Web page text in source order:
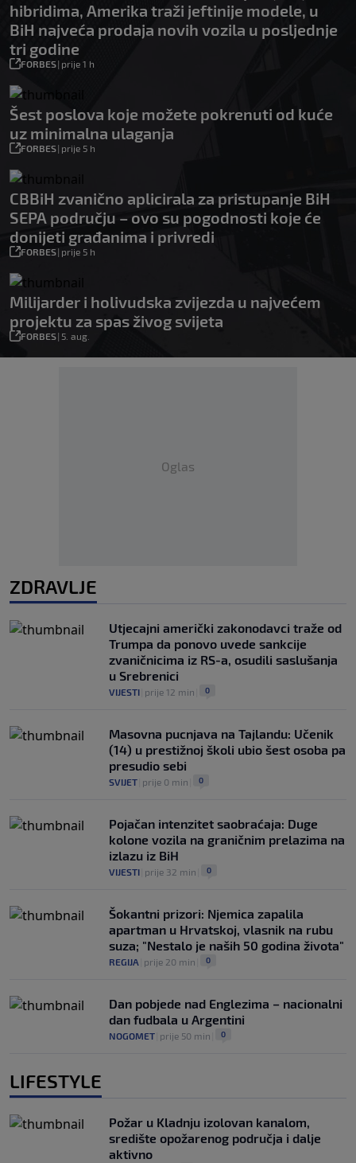
hibridima, Amerika traži jeftinije modele, u
BiH najveća prodaja novih vozila u posljednje
tri godine
FORBES| prije 1 h
Šest poslova koje možete pokrenuti od kuće
uz minimalna ulaganja
FORBES| prije 5 h
CBBiH zvanično aplicirala za pristupanje BiH
SEPA području – ovo su pogodnosti koje će
donijeti građanima i privredi
FORBES| prije 5 h
Milijarder i holivudska zvijezda u najvećem
projektu za spas živog svijeta
FORBES| 5. aug.
Oglas
ZDRAVLJE
Utjecajni američki zakonodavci traže od
Trumpa da ponovo uvede sankcije
zvaničnicima iz RS-a, osudili saslušanja
u Srebrenici
VIJESTI prije 12 min 0
Masovna pucnjava na Tajlandu: Učenik
(14) u prestižnoj školi ubio šest osoba pa
presudio sebi
SVIJET prije 0 min 0
Pojačan intenzitet saobraćaja: Duge
kolone vozila na graničnim prelazima na
izlazu iz BiH
VIJESTI prije 32 min 0
Šokantni prizori: Njemica zapalila
apartman u Hrvatskoj, vlasnik na rubu
suza; "Nestalo je naših 50 godina života"
REGIJA prije 20 min 0
Dan pobjede nad Englezima – nacionalni
dan fudbala u Argentini
NOGOMET prije 50 min 0
LIFESTYLE
Požar u Kladnju izolovan kanalom,
središte opožarenog područja i dalje
aktivno